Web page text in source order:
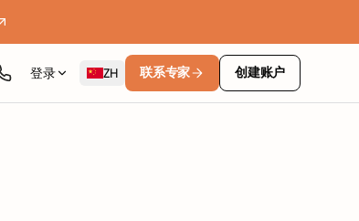
登录 ZH 联系专家 创建账户